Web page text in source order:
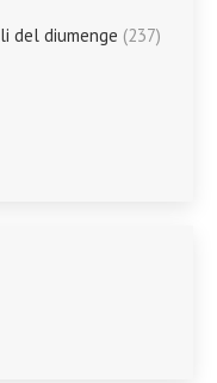
del diumenge (237)